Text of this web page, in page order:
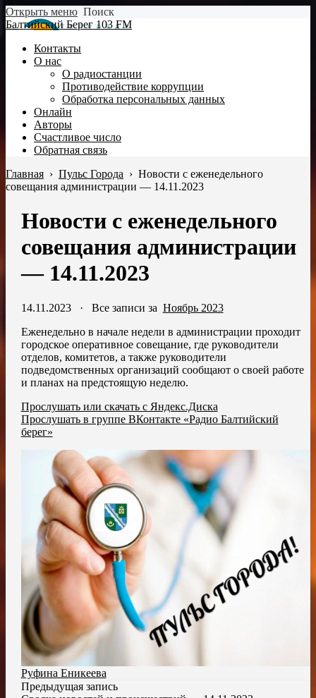
Открыть меню Поиск
Балтийский Берег 103 FM
Контакты
О нас
О радиостанции
Противодействие коррупции
Обработка персональных данных
Онлайн
Авторы
Счастливое число
Обратная связь
Главная › Пульс Города › Новости с еженедельного
совещания администрации — 14.11.2023
Новости с еженедельного
совещания администрации
— 14.11.2023
14.11.2023· Все записи за Ноябрь 2023
Еженедельно в начале недели в администрации проходит
городское оперативное совещание, где руководители
отделов, комитетов, а также руководители
подведомственных организаций сообщают о своей работе
и планах на предстоящую неделю.
Прослушать или скачать с Яндекс.Диска
Прослушать в группе ВКонтакте «Радио Балтийский
берег»
Руфина Еникеева
Предыдущая запись